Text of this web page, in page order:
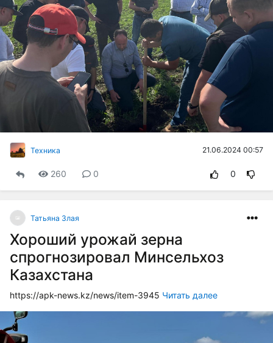
Техника 21.06.2024 00:57
260 0 0
Татьяна Злая
Хороший урожай зерна
спрогнозировал Минсельхоз
Казахстана
https://apk-news.kz/news/item-3945 Читать далее